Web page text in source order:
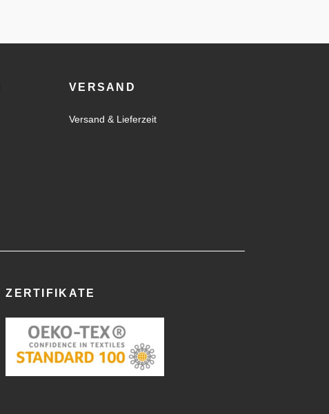
VERSAND
Versand & Lieferzeit
ZERTIFIKATE